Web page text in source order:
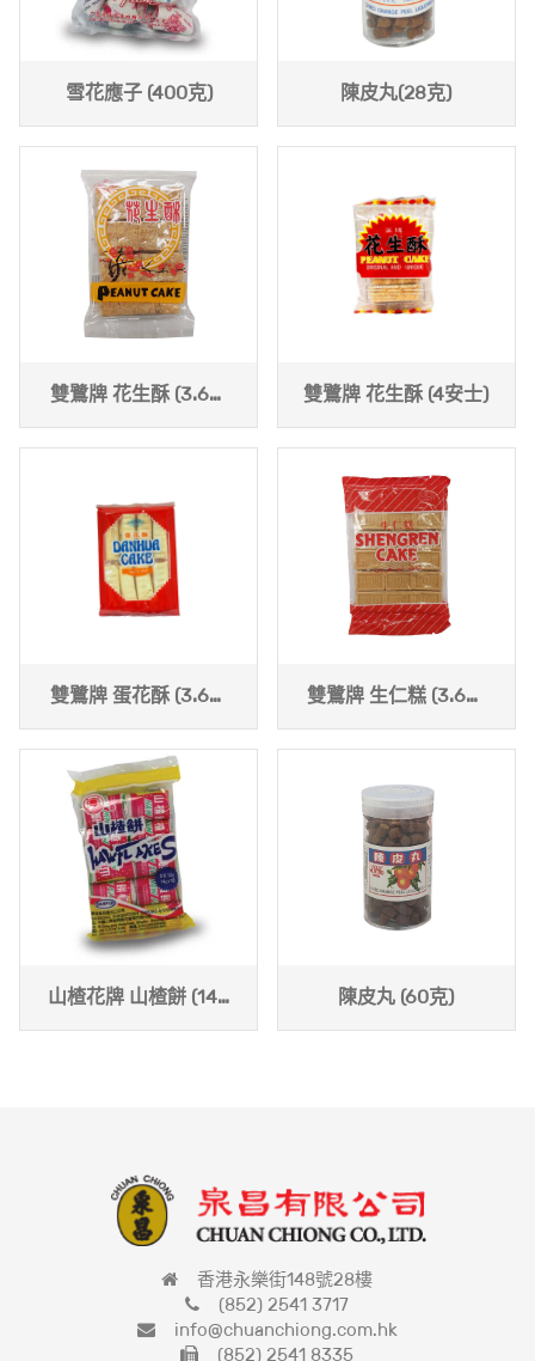
雪花應子 (400克) 陳皮丸(28克)
雙鷺牌 花生酥 (3.6安
雙鷺牌 花生酥 (4安士)
雙鷺牌 蛋花酥 (3.6安
雙鷺牌 生仁糕 (3.6安
山楂花牌 山楂餅 (140
陳皮丸 (60克)
香港永樂街148號28樓
(852) 2541 3717
info@chuanchiong.com.hk
(852) 2541 8335